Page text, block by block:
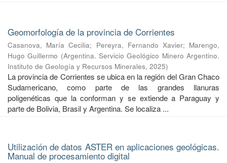
Geomorfología de la provincia de Corrientes
Casanova, María Cecilia; Pereyra, Fernando Xavier; Marengo,
Hugo Guillermo (Argentina. Servicio Geológico Minero Argentino.
Instituto de Geología y Recursos Minerales, 2025)
La provincia de Corrientes se ubica en la región del Gran Chaco
Sudamericano, como parte de las grandes llanuras
poligenéticas que la conforman y se extiende a Paraguay y
parte de Bolivia, Brasil y Argentina. Se localiza ...
Utilización de datos ASTER en aplicaciones geológicas.
Manual de procesamiento digital